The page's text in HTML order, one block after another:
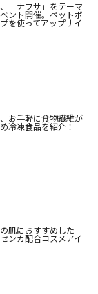
「ナフサ」をテーマ
ント開催。ペットボ
を使ってアップサイ
お手軽に食物繊維が
冷凍食品を紹介！
肌におすすめした
ンカ配合コスメアイ